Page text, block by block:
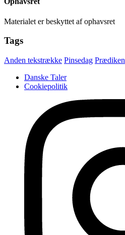
Materialet er beskyttet af ophavsret
Tags
Anden tekstrække Pinsedag Prædiken
Danske Taler
Cookiepolitik